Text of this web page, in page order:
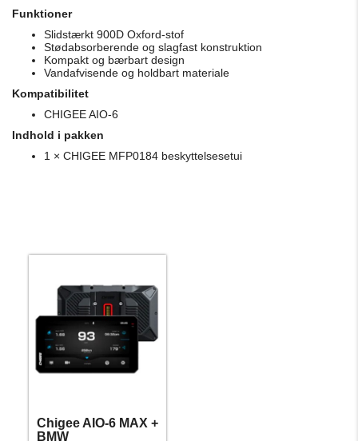
Funktioner
Slidstærkt 900D Oxford-stof
Stødabsorberende og slagfast konstruktion
Kompakt og bærbart design
Vandafvisende og holdbart materiale
Kompatibilitet
CHIGEE AIO-6
Indhold i pakken
1 × CHIGEE MFP0184 beskyttelsesetui
Chigee AIO-6 MAX +
BMW